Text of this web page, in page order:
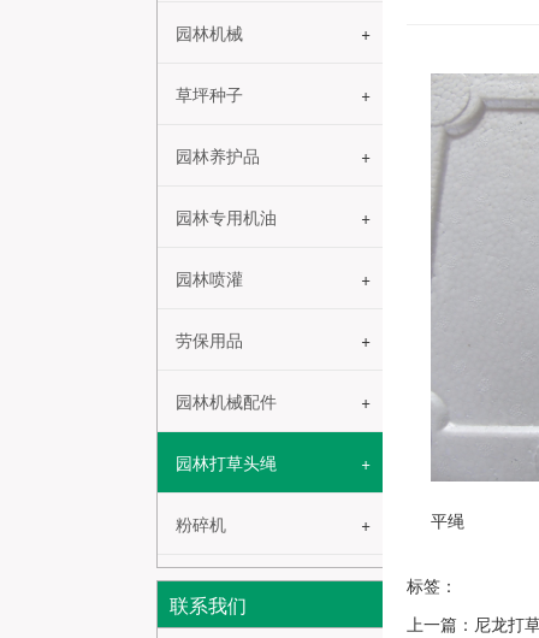
园林机械
草坪种子
园林养护品
园林专用机油
园林喷灌
劳保用品
园林机械配件
园林打草头绳
粉碎机
联系我们
平绳
标签：
上一篇：尼龙打